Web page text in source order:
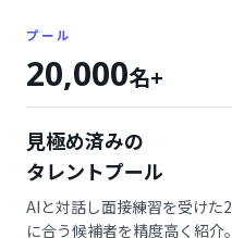
プール
20,000名+
見極め済みの
タレントプール
AIと対話し面接練習を受けた
に合う候補者を精度高く紹介。